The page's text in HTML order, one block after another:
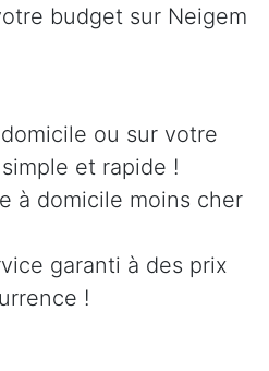
budget sur Neigem
ou sur votre
et rapide !
à domicile moins cher
garanti à des prix
!